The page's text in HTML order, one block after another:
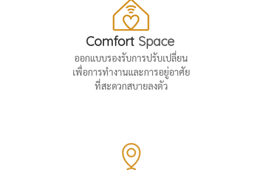
Comfort Space
ออกแบบรองรับการปรับเปลี่ยน
เพื่อการทำงานและการอยู่อาศัย
ที่สะดวกสบายลงตัว